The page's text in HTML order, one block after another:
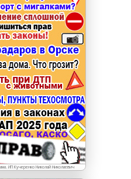
ИП Кучеренко Николай Николаевич